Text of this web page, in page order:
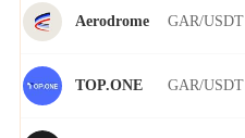
Aerodrome GAR/USDT
TOP.ONE GAR/USDT